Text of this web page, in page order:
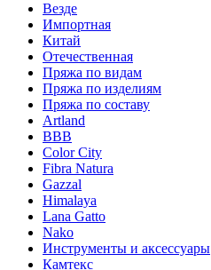
Везде
Импортная
Китай
Отечественная
Пряжа по видам
Пряжа по изделиям
Пряжа по составу
Artland
BBB
Color City
Fibra Natura
Gazzal
Himalaya
Lana Gatto
Nako
Инструменты и аксессуары
Камтекс